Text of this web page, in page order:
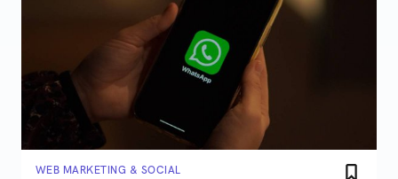
WEB MARKETING & SOCIAL